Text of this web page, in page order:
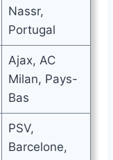
Nassr,
Portugal
Ajax, AC
Milan, Pays-
Bas
PSV,
Barcelone,